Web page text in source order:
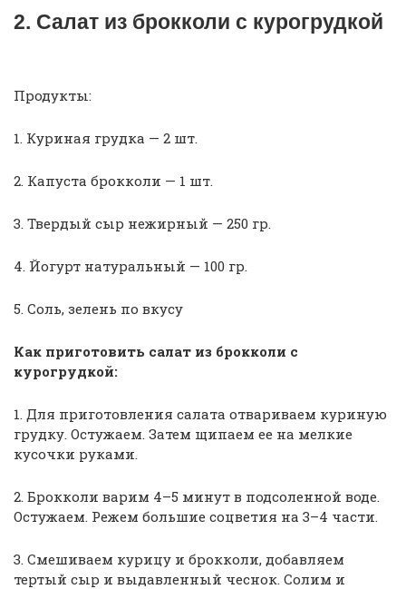
2. Салат из брокколи с курогрудкой
Продукты:
1. Куриная грудка — 2 шт.
2. Капуста брокколи — 1 шт.
3. Твердый сыр нежирный — 250 гр.
4. Йогурт натуральный — 100 гр.
5. Соль, зелень по вкусу
Как приготовить салат из брокколи с
курогрудкой:
1. Для приготовления салата отвариваем куриную
грудку. Остужаем. Затем щипаем ее на мелкие
кусочки руками.
2. Брокколи варим 4–5 минут в подсоленной воде.
Остужаем. Режем большие соцветия на 3–4 части.
3. Смешиваем курицу и брокколи, добавляем
тертый сыр и выдавленный чеснок. Солим и